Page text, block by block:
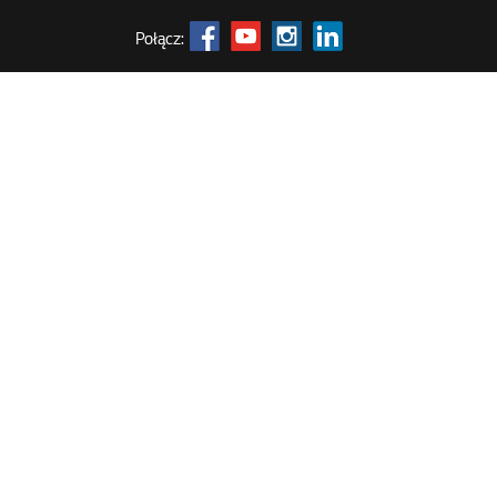
Połącz: